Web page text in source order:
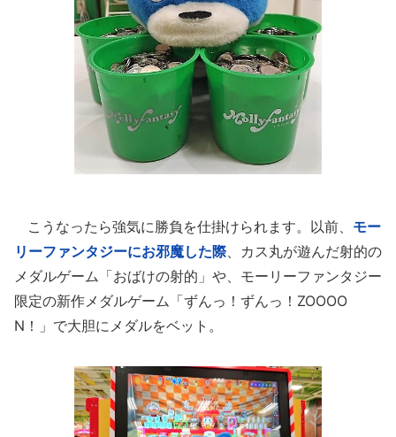
こうなったら強気に勝負を仕掛けられます。以前、 モー
リーファンタジーにお邪魔した際、カス丸が遊んだ射的の
メダルゲーム「おばけの射的」や、モーリーファンタジー
限定の新作メダルゲーム「ずんっ！ずんっ！ZOOOO
N！」で大胆にメダルをベット。